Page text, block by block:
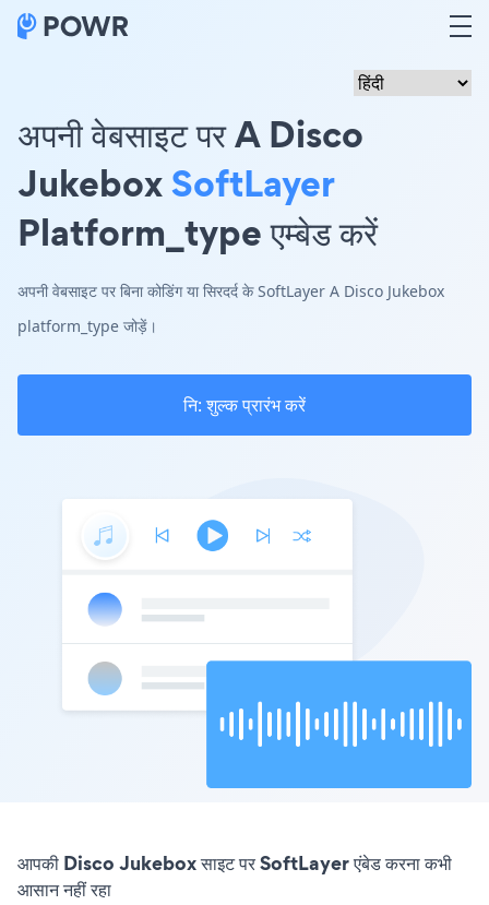
अपनी वेबसाइट पर A Disco
JukeboxSoftLayer
Platform_type एम्बेड करें
अपनी वेबसाइट पर बिना कोडिंग या सिरदर्द के SoftLayer A Disco Jukebox
platform_type जोड़ें।
नि: शुल्क प्रारंभ करें
आपकी Disco Jukebox साइट पर SoftLayer एंबेड करना कभी
आसान नहीं रहा